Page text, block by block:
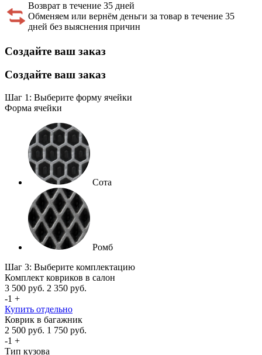
Возврат в течение 35 дней
Обменяем или вернём деньги за товар в течение 35
дней без выяснения причин
Создайте ваш заказ
Создайте ваш заказ
Шаг 1: Выберите форму ячейки
Форма ячейки
Сота
Ромб
Шаг 3: Выберите комплектацию
Комплект ковриков в салон
3 500 руб. 2 350 руб.
-1 +
Купить отдельно
Коврик в багажник
2 500 руб. 1 750 руб.
-1 +
Тип кузова